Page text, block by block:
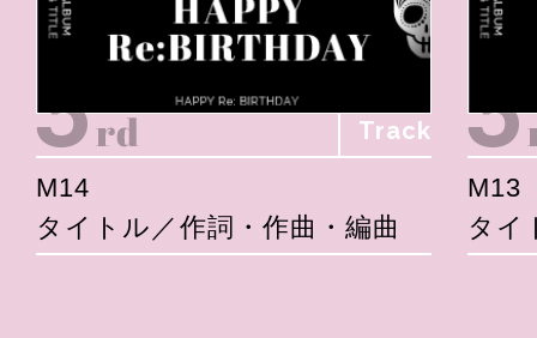
Track
M14
タイトル／作詞・作曲・編曲
M13
タイ